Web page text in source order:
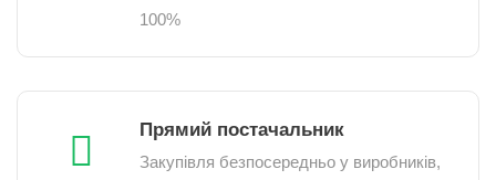
100%
Прямий постачальник
Закупівля безпосередньо у виробників,